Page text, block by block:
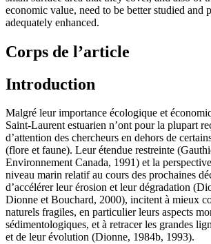
economic value, need to be better studied and
adequately enhanced.
Corps de l’article
Introduction
Malgré leur importance écologique et
Saint-Laurent estuarien n’ont pour la plupart
d’attention des chercheurs en dehors de
(flore et faune). Leur étendue restreinte
Environnement Canada, 1991) et la
niveau marin relatif au cours des prochaines
d’accélérer leur érosion et leur dégradation
Dionne et Bouchard, 2000), incitent à mieux
naturels fragiles, en particulier leurs aspects
sédimentologiques, et à retracer les grandes
et de leur évolution (Dionne, 1984b, 1993).